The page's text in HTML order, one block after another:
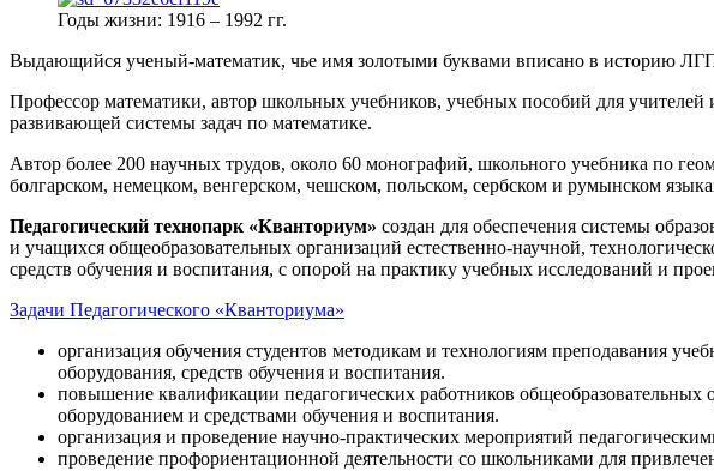
Годы жизни: 1916 – 1992 гг.
Выдающийся ученый-математик, чье имя золотыми буквами вписано в историю
Профессор математики, автор школьных учебников, учебных пособий для
развивающей системы задач по математике.
Автор более 200 научных трудов, около 60 монографий, школьного учебника по
болгарском, немецком, венгерском, чешском, польском, сербском и румынском
Педагогический технопарк «Кванториум» создан для обеспечения системы
и учащихся общеобразовательных организаций естественно-научной,
средств обучения и воспитания, с опорой на практику учебных исследований и
Задачи Педагогического «Кванториума»
организация обучения студентов методикам и технологиям преподавания
оборудования, средств обучения и воспитания.
повышение квалификации педагогических работников
оборудованием и средствами обучения и воспитания.
организация и проведение научно-практических мероприятий
проведение профориентационной деятельности со школьниками для